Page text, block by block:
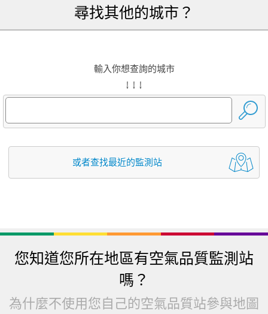
尋找其他的城市？
輸入你想查詢的城市
↓ ↓ ↓
或者查找最近的監測站
您知道您所在地區有空氣品質監測站
嗎？
為什麼不使用您自己的空氣品質站參與地圖